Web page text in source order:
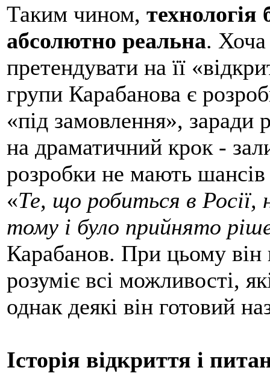
Таким чином, технологія
абсолютно реальна. Хоча
претендувати на її
групи Карабанова є
«під замовлення», заради
на драматичний крок -
розробки не мають
«Те, що робиться в Росії,
тому і було прийнято
Карабанов. При цьому
розуміє всі можливості,
однак деякі він готовий
Історія відкриття і